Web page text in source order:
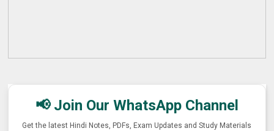
📢 Join Our WhatsApp Channel
Get the latest Hindi Notes, PDFs, Exam Updates and Study Materials